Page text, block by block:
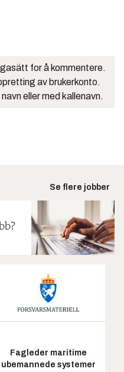
for å kommentere.
av brukerkonto.
eller med kallenavn.
Se flere jobber
Fagleder maritime
ubemannede systemer